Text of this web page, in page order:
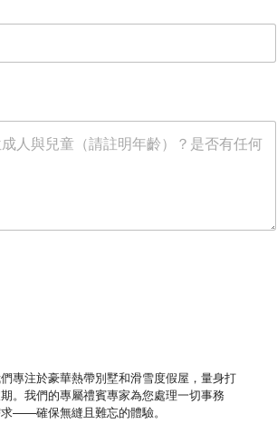
專注於豪華熱帶別墅和滑雪度假屋，量身打
。我們的專屬禮賓專家為您處理一切事務
——確保無縫且難忘的體驗。